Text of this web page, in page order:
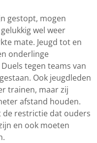
gestopt, mogen
wel weer
mate. Jeugd tot en
onderlinge
tegen teams van
Ook jeugdleden
trainen, maar zij
afstand houden.
restrictie dat ouders
en ook moeten